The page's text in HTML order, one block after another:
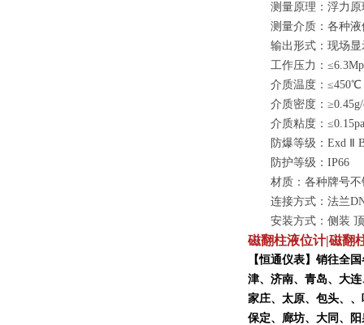
测量原理：浮力原
测量介质：各种液
输出形式：现场显
工作压力：
介质温度：≤450℃
介质密度：≥0.45g/
介质粘度：
防爆等级：Exd Ⅱ
防护等级：IP66
材质：各种牌号不
连接方式：法兰
安装方式：侧装
磁翻柱液位计|磁翻
【恒通仪表】销往全
津、济南、青岛、大
家庄、太原、包头、
保定、廊坊、大同、